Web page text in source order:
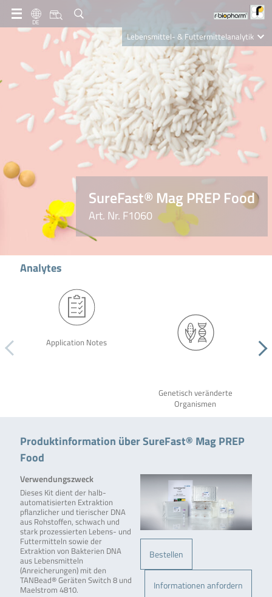
DE
Lebensmittel- & Futtermittelanalytik
Clinical Diagnostics
R-Biopharm AG
Nutrition Care
SureFast® Mag PREP Food
Art. Nr. F1060
Analytes
Application Notes
Genetisch veränderte
Organismen
Produktinformation über SureFast® Mag PREP
Food
Bestellen
Informationen anfordern
Verwendungszweck
Dieses Kit dient der halb-
automatisierten Extraktion
pflanzlicher und tierischer DNA
aus Rohstoffen, schwach und
stark prozessierten Lebens- und
Futtermitteln sowie der
Extraktion von Bakterien DNA
aus Lebensmitteln
(Anreicherungen) mit den
TANBead® Geräten Switch 8 und
Maelstrom 4810.